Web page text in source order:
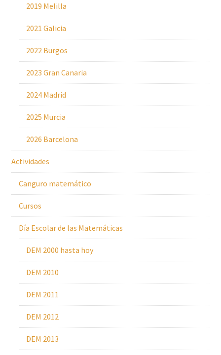
2019 Melilla
2021 Galicia
2022 Burgos
2023 Gran Canaria
2024 Madrid
2025 Murcia
2026 Barcelona
Actividades
Canguro matemático
Cursos
Día Escolar de las Matemáticas
DEM 2000 hasta hoy
DEM 2010
DEM 2011
DEM 2012
DEM 2013